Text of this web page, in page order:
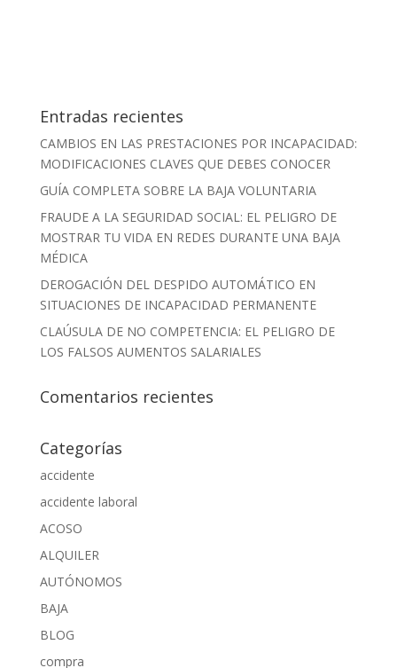
Entradas recientes
CAMBIOS EN LAS PRESTACIONES POR INCAPACIDAD:
MODIFICACIONES CLAVES QUE DEBES CONOCER
GUÍA COMPLETA SOBRE LA BAJA VOLUNTARIA
FRAUDE A LA SEGURIDAD SOCIAL: EL PELIGRO DE
MOSTRAR TU VIDA EN REDES DURANTE UNA BAJA
MÉDICA
DEROGACIÓN DEL DESPIDO AUTOMÁTICO EN
SITUACIONES DE INCAPACIDAD PERMANENTE
CLAÚSULA DE NO COMPETENCIA: EL PELIGRO DE
LOS FALSOS AUMENTOS SALARIALES
Comentarios recientes
Categorías
accidente
accidente laboral
ACOSO
ALQUILER
AUTÓNOMOS
BAJA
BLOG
compra